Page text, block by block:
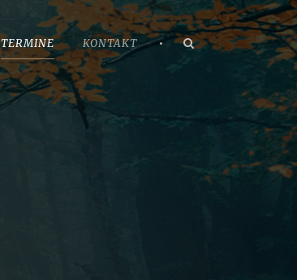
TERMINE KONTAKT •